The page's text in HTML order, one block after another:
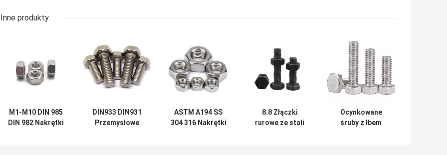
Inne produkty
M1-M10 DIN 985
DIN 982 Nakrętki
DIN933 DIN931
Przemysłowe
ASTM A194 SS
304 316 Nakrętki
8.8 Złączki
rurowe ze stali
Ocynkowane
śruby z łbem